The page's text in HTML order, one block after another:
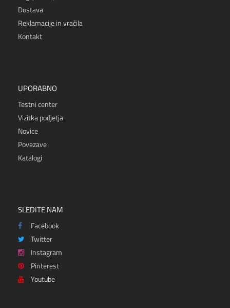
Dostava
Reklamacije in vračila
Kontakt
UPORABNO
Testni center
Vizitka podjetja
Novice
Povezave
Katalogi
SLEDITE NAM
Facebook
Twitter
Instagram
Pinterest
Youtube